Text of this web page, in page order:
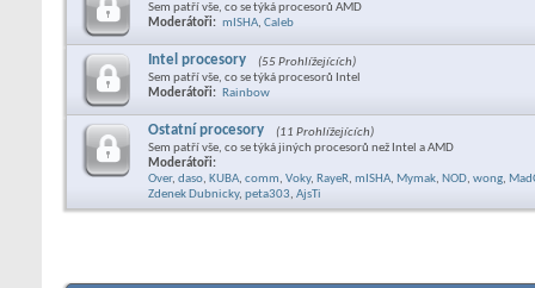
Sem patří vše, co se týká procesorů AMD
Moderátoři: mISHA, Caleb
Intel procesory
(55 Prohlížejících)
Sem patří vše, co se týká procesorů Intel
Moderátoři: Rainbow
Ostatní procesory
(11 Prohlížejících)
Sem patří vše, co se týká jiných procesorů než Intel a AMD
Moderátoři:
Over, daso, KUBA, comm, Voky, RayeR, mISHA, Mymak, NOD, wong,
Zdenek Dubnicky, peta303, AjsTi